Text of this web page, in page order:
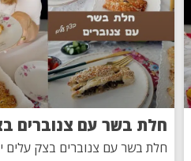
חלת בשר עם צנוברים
חלת בשר עם צנוברים בצק עלים